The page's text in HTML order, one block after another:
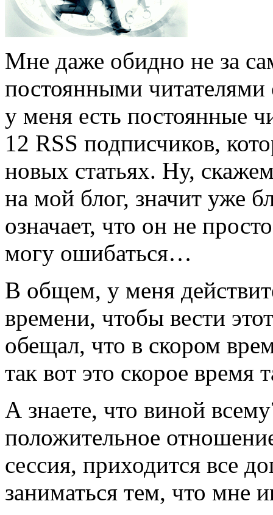
Мне даже обидно не за
постоянными
у меня есть постоянные
12 RSS подписчиков,
новых статьях. Ну,
на мой блог, значит уже
означает, что он не
могу ошибаться…
В общем, у меня
времени, чтобы вести
обещал, что в скором
так вот это скорое
А знаете, что виной
положительное
сессия, приходится все
заниматься тем, что мне